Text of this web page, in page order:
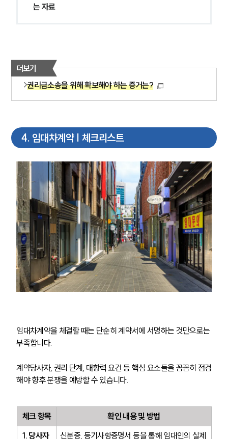
는 자료
더보기
권리금소송을 위해 확보해야 하는 증거는?
4. 임대차계약 | 체크리스트
임대차계약을 체결할 때는 단순히 계약서에 서명하는 것만으로는
부족합니다.
계약당사자, 권리 단계, 대항력 요건 등 핵심 요소들을 꼼꼼히 점검
해야 향후 분쟁을 예방할 수 있습니다.
체크 항목
확인 내용 및 방법
1. 당사자
신분증, 등기사항증명서 등을 통해 임대인의 실제